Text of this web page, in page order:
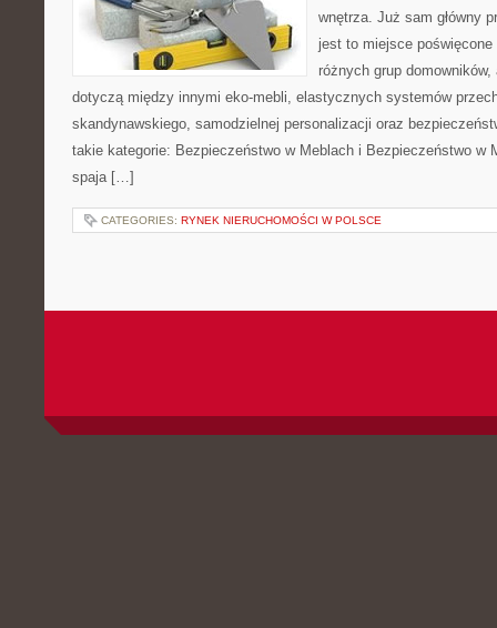
wnętrza. Już sam główny
jest to miejsce
różnych grup domowników,
dotyczą między innymi eko-mebli, elastycznych systemów
skandynawskiego, samodzielnej personalizacji oraz
takie kategorie: Bezpieczeństwo w Meblach i Bezpieczeństwo w
spaja […]
CATEGORIES: RYNEK NIERUCHOMOŚCI W POLSCE